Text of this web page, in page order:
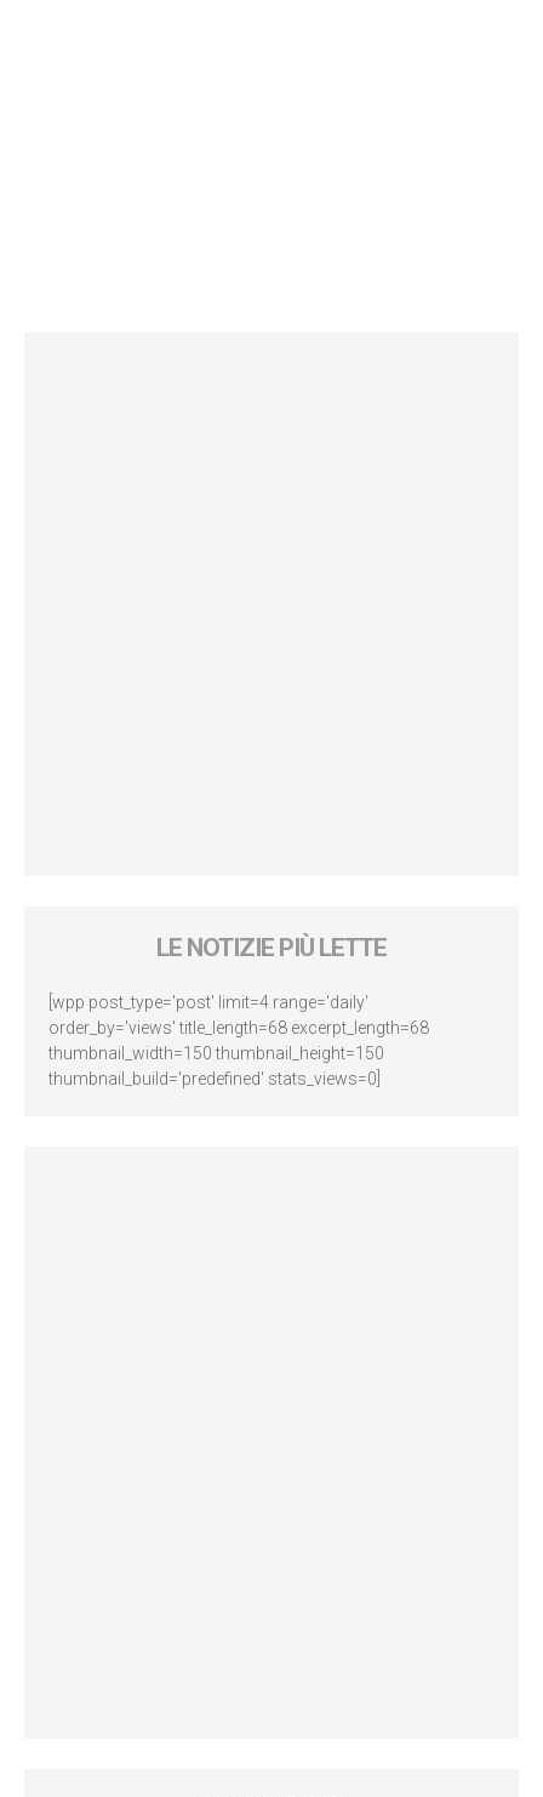
LE NOTIZIE PIÙ LETTE
[wpp post_type='post' limit=4 range='daily'
order_by='views' title_length=68 excerpt_length=68
thumbnail_width=150 thumbnail_height=150
thumbnail_build='predefined' stats_views=0]